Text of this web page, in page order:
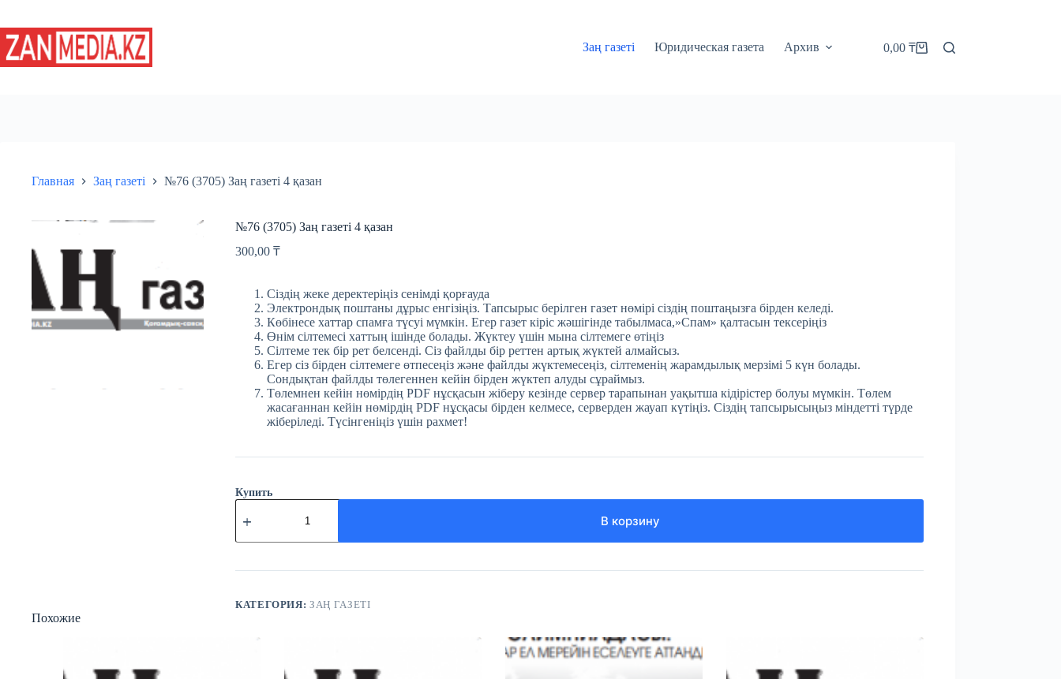
сути
Заң газеті
Юридическая газета Архив Корзина
0,00 ₸
Главная Заң газеті №76 (3705) Заң газеті 4 қазан
№76 (3705) Заң газеті 4 қазан
300,00 ₸
Сіздің жеке деректеріңіз сенімді қорғауда
Электрондық поштаны дұрыс енгізіңіз. Тапсырыс берілген газет нөмірі сіздің поштаңызға бірден келеді.
Көбінесе хаттар спамға түсуі мүмкін. Егер газет кіріс жәшігінде табылмаса,»Спам» қалтасын тексеріңіз
Өнім сілтемесі хаттың ішінде болады. Жүктеу үшін мына сілтемеге өтіңіз
Сілтеме тек бір рет белсенді. Сіз файлды бір реттен артық жүктей алмайсыз.
Егер сіз бірден сілтемеге өтпесеңіз және файлды жүктемесеңіз, сілтеменің жарамдылық мерзімі 5 күн болады.
Сондықтан файлды төлегеннен кейін бірден жүктеп алуды сұраймыз.
Төлемнен кейін нөмірдің PDF нұсқасын жіберу кезінде сервер тарапынан уақытша кідірістер болуы мүмкін. Төлем
жасағаннан кейін нөмірдің PDF нұсқасы бірден келмесе, серверден жауап күтіңіз. Сіздің тапсырысыңыз міндетті түрде
жіберіледі. Түсінгеніңіз үшін рахмет!
Купить
Количество
товара
(3705)
газеті
қазан
В корзину
КАТЕГОРИЯ:ЗАҢ ГАЗЕТІ
Похожие